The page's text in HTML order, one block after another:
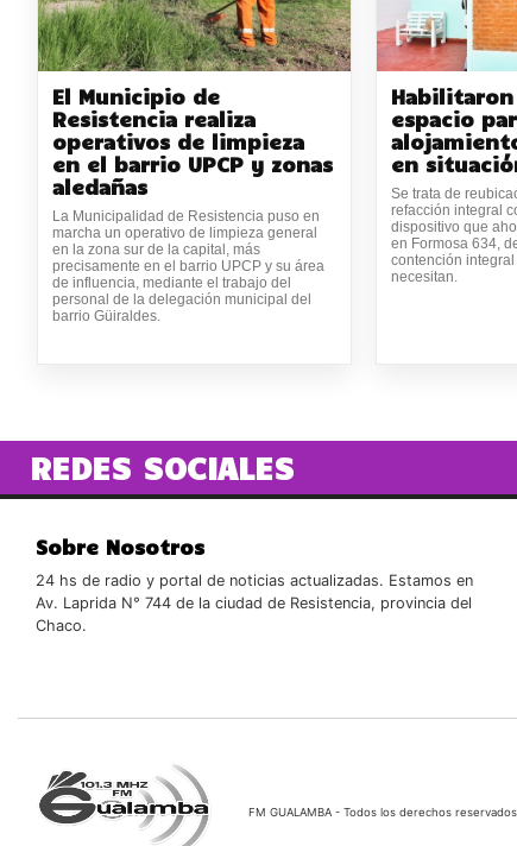
El Municipio de
Resistencia realiza
operativos de limpieza
en el barrio UPCP y zonas
aledañas
La Municipalidad de Resistencia puso en
marcha un operativo de limpieza general
en la zona sur de la capital, más
precisamente en el barrio UPCP y su área
de influencia, mediante el trabajo del
personal de la delegación municipal del
barrio Güiraldes.
espacio
en
Se trata de
refacción integral
dispositivo que
en Formosa 634,
contención
necesitan.
REDES SOCIALES
Sobre Nosotros
24 hs de radio y portal de noticias actualizadas. Estamos en
Av. Laprida N° 744 de la ciudad de Resistencia, provincia del
Chaco.
FM GUALAMBA - Todos los derechos